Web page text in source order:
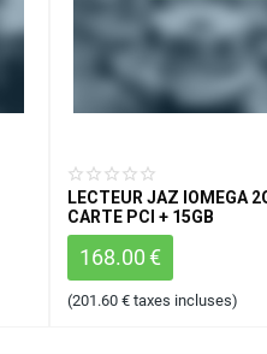
LECTEUR JAZ IOMEGA
CARTE PCI + 15GB
168.00€
(201.60 €taxes incluses)